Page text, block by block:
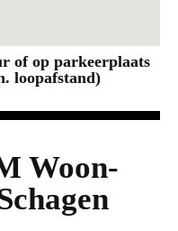
of op parkeerplaats
loopafstand)
Woon-